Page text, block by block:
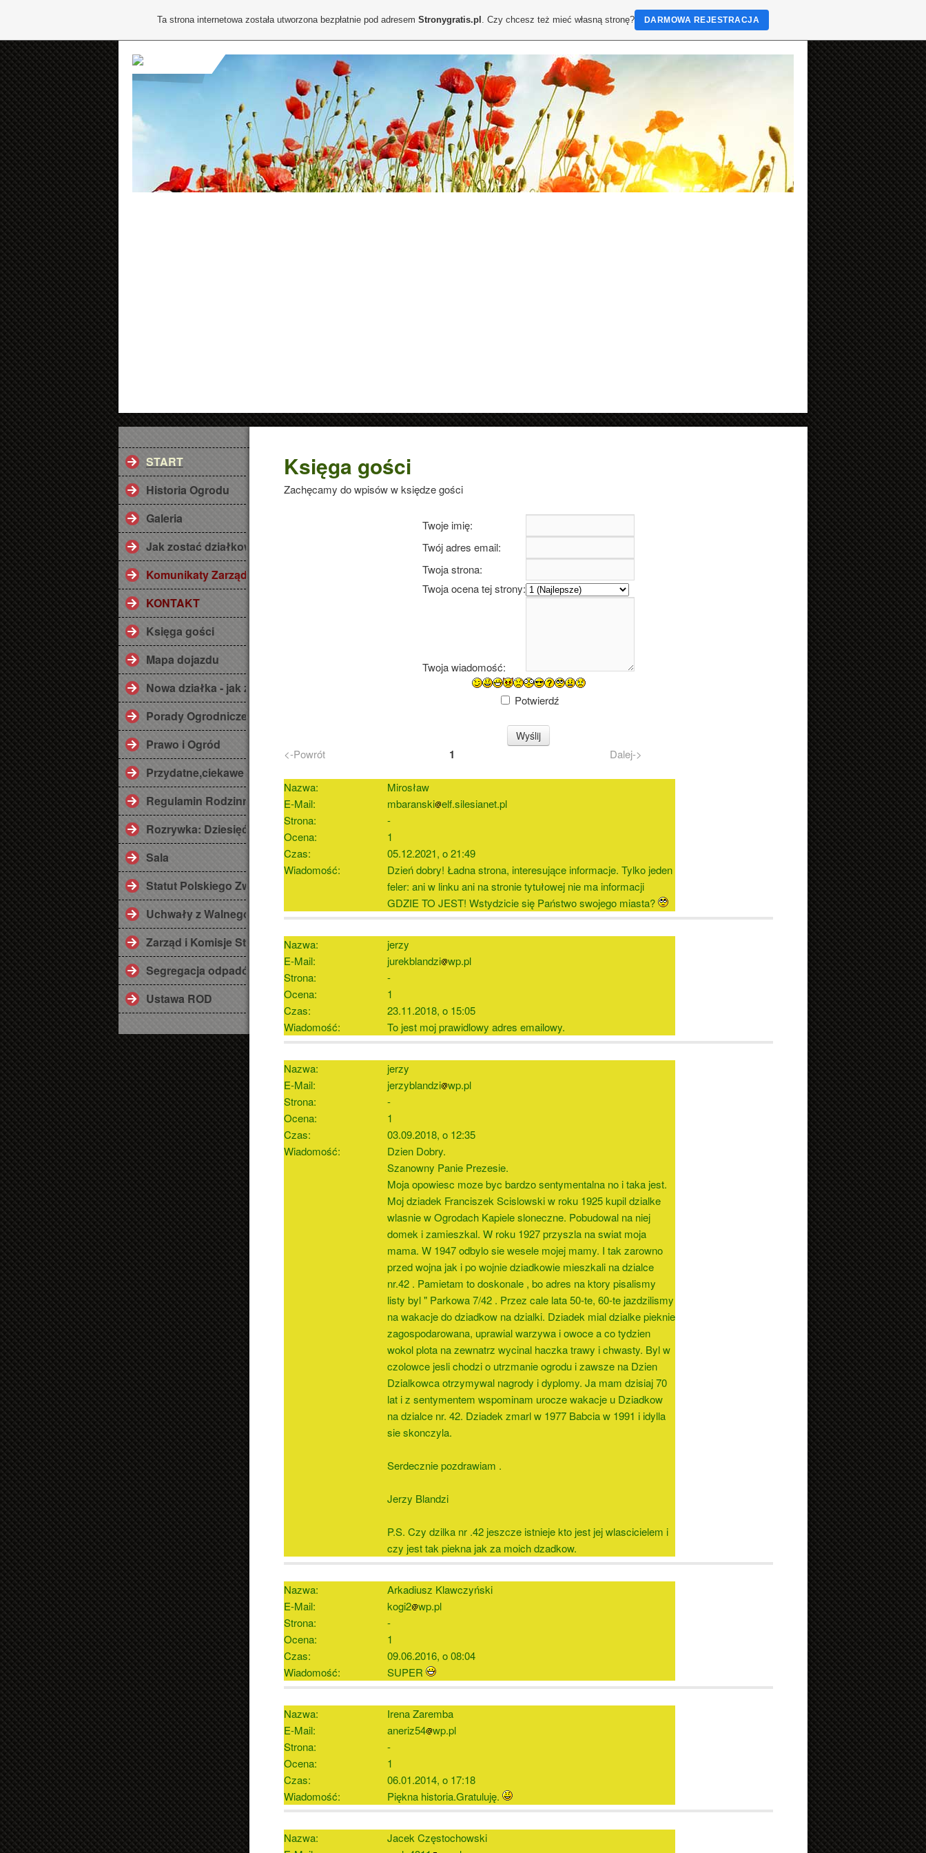
START
Historia Ogrodu
Galeria
Jak zostać działkowcem ? Przydatne informacje.
Komunikaty Zarządu
KONTAKT
Księga gości
Mapa dojazdu
Nowa działka - jak zaplanować?
Porady Ogrodnicze
Prawo i Ogród
Przydatne,ciekawe linki ;)
Regulamin Rodzinnego Ogrodu Działkowego
Rozrywka: Dziesięć przykazań ogrodnika działkowca
Sala
Statut Polskiego Związku Działkowców
Uchwały z Walnego Zebrania 2013r.
Zarząd i Komisje Statutowe
Segregacja odpadów
Ustawa ROD
Księga gości
Zachęcamy do wpisów w księdze gości
Twoje imię:
Twój adres email:
Twoja strona:
Twoja ocena tej strony:
Twoja wiadomość:
Potwierdź
<-Powrót 1 Dalej->
Nazwa:
Mirosław
E-Mail:
mbaranski elf.silesianet.pl
Strona:
-
Ocena:
1
Czas:
05.12.2021, o 21:49
Wiadomość:
Dzień dobry! Ładna strona, interesujące informacje. Tylko jeden
feler: ani w linku ani na stronie tytułowej nie ma informacji
GDZIE TO JEST! Wstydzicie się Państwo swojego miasta?
Nazwa:
jerzy
E-Mail:
jurekblandzi wp.pl
Strona:
-
Ocena:
1
Czas:
23.11.2018, o 15:05
Wiadomość:
To jest moj prawidlowy adres emailowy.
Nazwa:
jerzy
E-Mail:
jerzyblandzi wp.pl
Strona:
-
Ocena:
1
Czas:
03.09.2018, o 12:35
Wiadomość:
Dzien Dobry.
Szanowny Panie Prezesie.
Moja opowiesc moze byc bardzo sentymentalna no i taka jest.
Moj dziadek Franciszek Scislowski w roku 1925 kupil dzialke
wlasnie w Ogrodach Kapiele sloneczne. Pobudowal na niej
domek i zamieszkal. W roku 1927 przyszla na swiat moja
mama. W 1947 odbylo sie wesele mojej mamy. I tak zarowno
przed wojna jak i po wojnie dziadkowie mieszkali na dzialce
nr.42 . Pamietam to doskonale , bo adres na ktory pisalismy
listy byl " Parkowa 7/42 . Przez cale lata 50-te, 60-te jazdzilismy
na wakacje do dziadkow na dzialki. Dziadek mial dzialke pieknie
zagospodarowana, uprawial warzywa i owoce a co tydzien
wokol plota na zewnatrz wycinal haczka trawy i chwasty. Byl w
czolowce jesli chodzi o utrzmanie ogrodu i zawsze na Dzien
Dzialkowca otrzymywal nagrody i dyplomy. Ja mam dzisiaj 70
lat i z sentymentem wspominam urocze wakacje u Dziadkow
na dzialce nr. 42. Dziadek zmarl w 1977 Babcia w 1991 i idylla
sie skonczyla.
Serdecznie pozdrawiam .
Jerzy Blandzi
P.S. Czy dzilka nr .42 jeszcze istnieje kto jest jej wlascicielem i
czy jest tak piekna jak za moich dzadkow.
Nazwa:
Arkadiusz Klawczyński
E-Mail:
kogi2 wp.pl
Strona:
-
Ocena:
1
Czas:
09.06.2016, o 08:04
Wiadomość:
SUPER
Nazwa:
Irena Zaremba
E-Mail:
aneriz54 wp.pl
Strona:
-
Ocena:
1
Czas:
06.01.2014, o 17:18
Wiadomość:
Piękna historia.Gratuluję.
Nazwa:
Jacek Częstochowski
Ta strona internetowa została utworzona bezpłatnie pod adresem Stronygratis.pl . Czy chcesz też mieć własną stronę? DARMOWA REJESTRACJA